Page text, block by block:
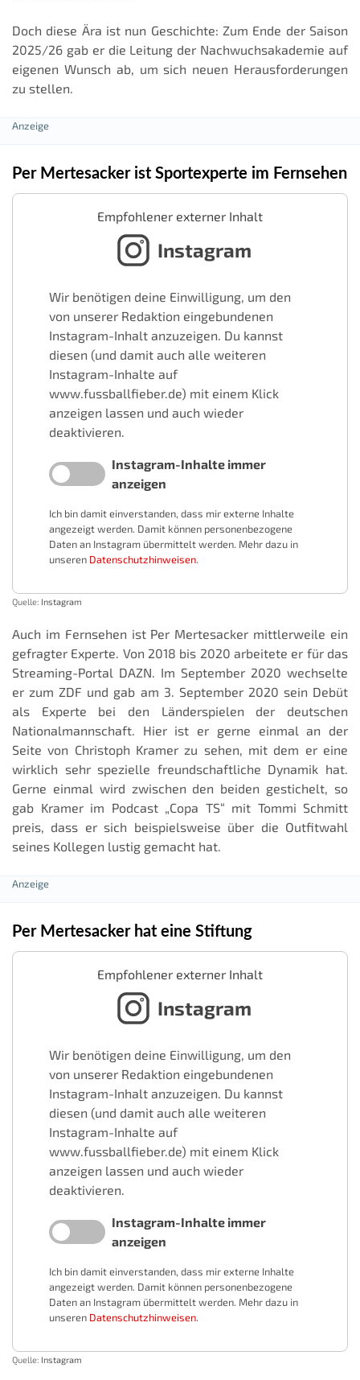
Doch diese Ära ist nun Geschichte: Zum Ende der Saison
2025/26 gab er die Leitung der Nachwuchsakademie auf
eigenen Wunsch ab, um sich neuen Herausforderungen
zu stellen.
Per Mertesacker ist Sportexperte im Fernsehen
Empfohlener externer Inhalt
Instagram
Wir benötigen deine Einwilligung, um den
von unserer Redaktion eingebundenen
Instagram-Inhalt anzuzeigen. Du kannst
diesen (und damit auch alle weiteren
Instagram-Inhalte auf
www.fussballfieber.de) mit einem Klick
anzeigen lassen und auch wieder
deaktivieren.
Instagram-Inhalte immer
anzeigen
Ich bin damit einverstanden, dass mir externe Inhalte
angezeigt werden. Damit können personenbezogene
Daten an Instagram übermittelt werden. Mehr dazu in
unseren Datenschutzhinweisen.
Quelle: Instagram
Auch im Fernsehen ist Per Mertesacker mittlerweile ein
gefragter Experte. Von 2018 bis 2020 arbeitete er für das
Streaming-Portal DAZN. Im September 2020 wechselte
er zum ZDF und gab am 3. September 2020 sein Debüt
als Experte bei den Länderspielen der deutschen
Nationalmannschaft. Hier ist er gerne einmal an der
Seite von Christoph Kramer zu sehen, mit dem er eine
wirklich sehr spezielle freundschaftliche Dynamik hat.
Gerne einmal wird zwischen den beiden gestichelt, so
gab Kramer im Podcast „Copa TS“ mit Tommi Schmitt
preis, dass er sich beispielsweise über die Outfitwahl
seines Kollegen lustig gemacht hat.
Per Mertesacker hat eine Stiftung
Empfohlener externer Inhalt
Instagram
Wir benötigen deine Einwilligung, um den
von unserer Redaktion eingebundenen
Instagram-Inhalt anzuzeigen. Du kannst
diesen (und damit auch alle weiteren
Instagram-Inhalte auf
www.fussballfieber.de) mit einem Klick
anzeigen lassen und auch wieder
deaktivieren.
Instagram-Inhalte immer
anzeigen
Ich bin damit einverstanden, dass mir externe Inhalte
angezeigt werden. Damit können personenbezogene
Daten an Instagram übermittelt werden. Mehr dazu in
unseren Datenschutzhinweisen.
Quelle: Instagram